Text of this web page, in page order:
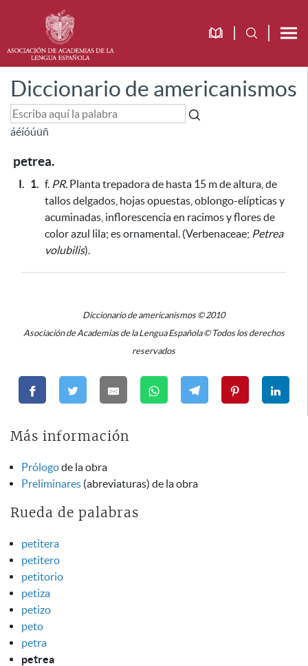
Diccionario de americanismos
áéíóúüñ
petrea.
I. 1. f. PR. Planta trepadora de hasta 15 m de altura, de
tallos delgados, hojas opuestas, oblongo-elípticas y
acuminadas, inflorescencia en racimos y flores de
color azul lila; es ornamental. (Verbenaceae; Petrea
volubilis).
Diccionario de americanismos © 2010
Asociación de Academias de la Lengua Española © Todos los derechos
reservados
Más información
Prólogode la obra
Preliminares (abreviaturas) de la obra
Rueda de palabras
petitera
petitero
petitorio
petiza
petizo
peto
petra
petrea